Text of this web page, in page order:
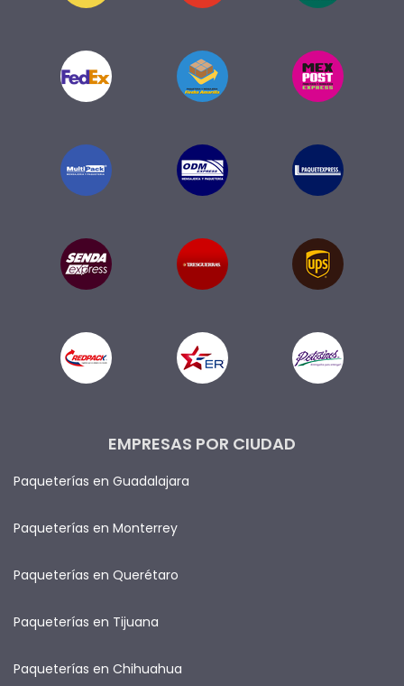
EMPRESAS POR CIUDAD
Paqueterías en Guadalajara
Paqueterías en Monterrey
Paqueterías en Querétaro
Paqueterías en Tijuana
Paqueterías en Chihuahua